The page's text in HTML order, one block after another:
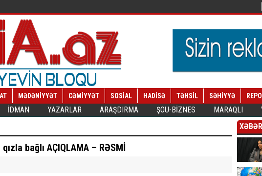
MƏDƏNİYYƏT CƏMİYYƏT SOSİAL HADİSƏ TƏHSİL SƏHİYYƏ
İDMAN YAZARLAR ARAŞDIRMA ŞOU-BİZNES MARAQLI
bağlı AÇIQLAMA – RƏSMİ